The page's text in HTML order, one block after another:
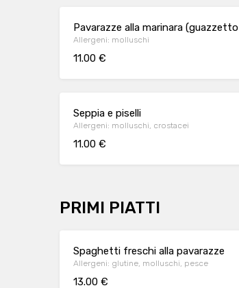
Pavarazze alla marinara
Allergeni: molluschi
11.00 €
Seppia e piselli
Allergeni: molluschi, crostacei
11.00 €
PRIMI PIATTI
Spaghetti freschi alla pavarazze
Allergeni: glutine, molluschi, pesce
13.00 €